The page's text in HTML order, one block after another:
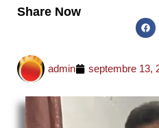
Share Now
admin septembre 13,